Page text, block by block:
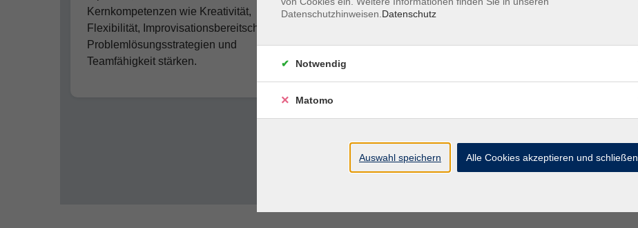
Kernkompetenzen wie Kreativität,
Flexibilität, Improvisationsbereitschaft,
Problemlösungsstrategien und
Teamfähigkeit stärken.
vhs.KinderUni: Orcas, die geschicktesten
vhs.KinderUni: Achtung, Sternschnuppe!
Datenschutzhinweisen. Datenschutz
Notwendig
Matomo
Auswahl speichern Alle Cookies akzeptieren und schließen